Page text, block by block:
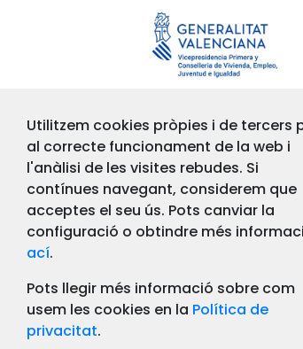
Utilitzem cookies pròpies i de tercers
al correcte funcionament de la web i
l'anàlisi de les visites rebudes. Si
contínues navegant, considerem que
acceptes el seu ús. Pots canviar la
configuració o obtindre més
ací.
Pots llegir més informació sobre com
usem les cookies en la Política de
privacitat.